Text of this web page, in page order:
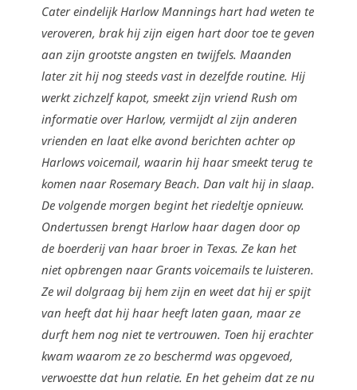
Cater eindelijk Harlow Mannings hart had weten te
veroveren, brak hij zijn eigen hart door toe te geven
aan zijn grootste angsten en twijfels. Maanden
later zit hij nog steeds vast in dezelfde routine. Hij
werkt zichzelf kapot, smeekt zijn vriend Rush om
informatie over Harlow, vermijdt al zijn anderen
vrienden en laat elke avond berichten achter op
Harlows voicemail, waarin hij haar smeekt terug te
komen naar Rosemary Beach. Dan valt hij in slaap.
De volgende morgen begint het riedeltje opnieuw.
Ondertussen brengt Harlow haar dagen door op
de boerderij van haar broer in Texas. Ze kan het
niet opbrengen naar Grants voicemails te luisteren.
Ze wil dolgraag bij hem zijn en weet dat hij er spijt
van heeft dat hij haar heeft laten gaan, maar ze
durft hem nog niet te vertrouwen. Toen hij erachter
kwam waarom ze zo beschermd was opgevoed,
verwoestte dat hun relatie. En het geheim dat ze nu